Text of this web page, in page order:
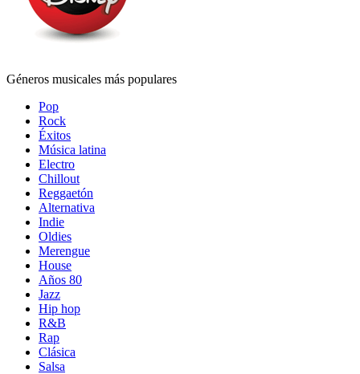
Géneros musicales más populares
Pop
Rock
Éxitos
Música latina
Electro
Chillout
Reggaetón
Alternativa
Indie
Oldies
Merengue
House
Años 80
Jazz
Hip hop
R&B
Rap
Clásica
Salsa